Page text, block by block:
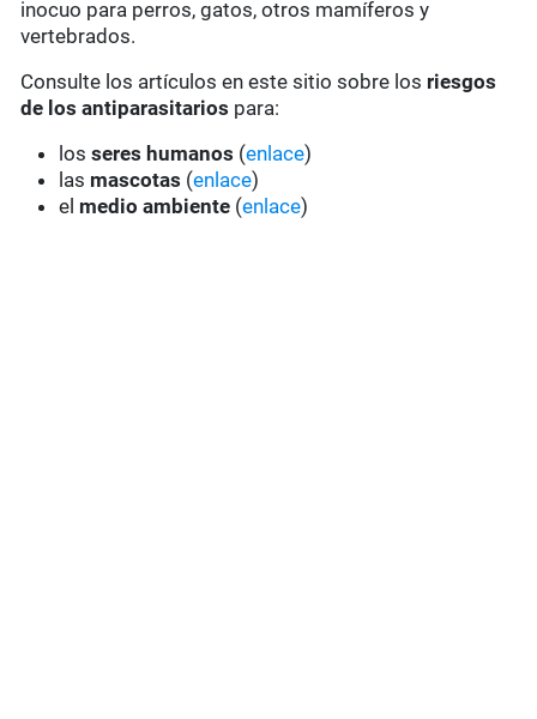
inocuo para perros, gatos, otros mamíferos y
vertebrados.
Consulte los artículos en este sitio sobre los riesgos
de los antiparasitarios para:
losseres humanos (enlace)
las mascotas (enlace)
el medio ambiente (enlace)